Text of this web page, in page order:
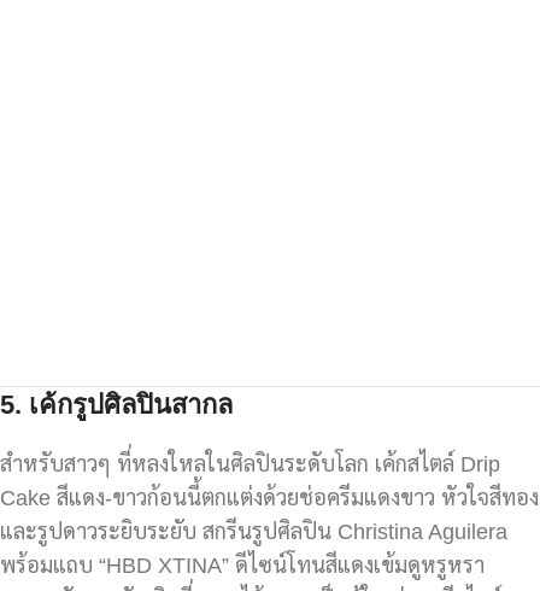
5. เค้กรูปศิลปินสากล
สำหรับสาวๆ ที่หลงใหลในศิลปินระดับโลก เค้กสไตล์ Drip
Cake สีแดง-ขาวก้อนนี้ตกแต่งด้วยช่อครีมแดงขาว หัวใจสีทอง
และรูปดาวระยิบระยับ สกรีนรูปศิลปิน Christina Aguilera
พร้อมแถบ “HBD XTINA” ดีไซน์โทนสีแดงเข้มดูหรูหรา